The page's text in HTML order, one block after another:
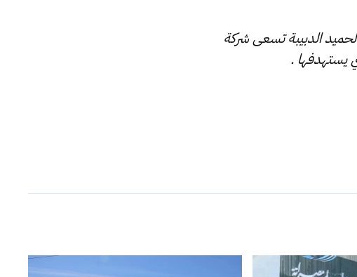
الدبيبة تسعى شركة
يستهدفها .